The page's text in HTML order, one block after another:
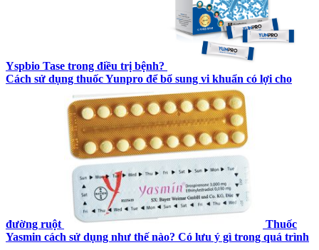
Yspbio Tase trong điều trị bệnh?
Cách sử dụng thuốc Yunpro để bổ sung vi khuẩn có lợi cho
đường ruột
Thuốc
Yasmin cách sử dụng như thế nào? Có lưu ý gì trong quá trình